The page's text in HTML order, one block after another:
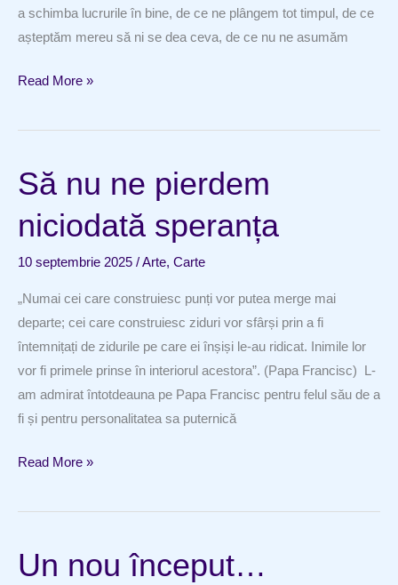
a schimba lucrurile în bine, de ce ne plângem tot timpul, de ce
așteptăm mereu să ni se dea ceva, de ce nu ne asumăm
Oameni
țară
Read More »
Să nu ne pierdem
niciodată speranța
10 septembrie 2025 /Arte, Carte
„Numai cei care construiesc punți vor putea merge mai
departe; cei care construiesc ziduri vor sfârși prin a fi
întemnițați de zidurile pe care ei înșiși le-au ridicat. Inimile lor
vor fi primele prinse în interiorul acestora”. (Papa Francisc) L-
am admirat întotdeauna pe Papa Francisc pentru felul său de a
fi și pentru personalitatea sa puternică
Să
ne
niciodată
Read More »
Un nou început…